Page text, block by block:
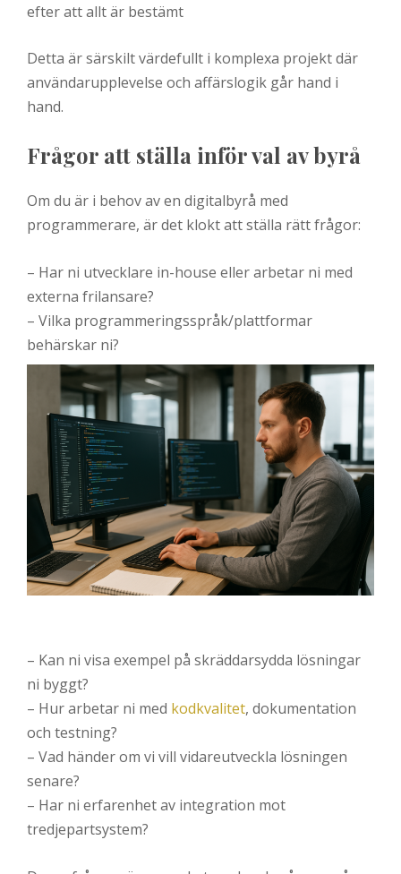
efter att allt är bestämt
Detta är särskilt värdefullt i komplexa projekt där
användarupplevelse och affärslogik går hand i
hand.
Frågor att ställa inför val av byrå
Om du är i behov av en digitalbyrå med
programmerare, är det klokt att ställa rätt frågor:
– Har ni utvecklare in-house eller arbetar ni med
externa frilansare?
– Vilka programmeringsspråk/plattformar
behärskar ni?
– Kan ni visa exempel på skräddarsydda lösningar
ni byggt?
– Hur arbetar ni med kodkvalitet, dokumentation
och testning?
– Vad händer om vi vill vidareutveckla lösningen
senare?
– Har ni erfarenhet av integration mot
tredjepartsystem?